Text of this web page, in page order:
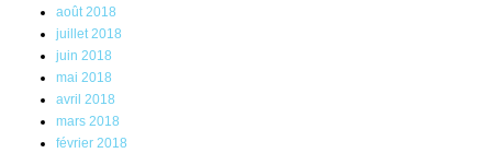
août 2018
juillet 2018
juin 2018
mai 2018
avril 2018
mars 2018
février 2018